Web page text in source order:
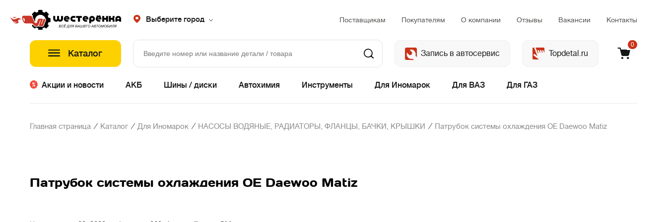
Выберите город Поставщикам Покупателям О компании Отзывы Вакансии Контакты
Каталог Запись в автосервис Topdetal.ru
0
Акции и новости АКБ Шины / диски Автохимия Инструменты Для Иномарок Для ВАЗ Для ГАЗ
Главная страница / Каталог / Для Иномарок / НАСОСЫ ВОДЯНЫЕ, РАДИАТОРЫ, ФЛАНЦЫ, БАЧКИ, КРЫШКИ / Патрубок системы охлаждения OE Daewoo Matiz
Патрубок системы охлаждения OE Daewoo Matiz